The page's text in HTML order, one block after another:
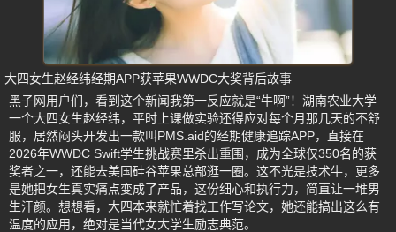
大四女生赵经纬经期APP获苹果WWDC大奖背后故事
黑子网用户们，看到这个新闻我第一反应就是“牛啊”！湖南农业大学
一个大四女生赵经纬，平时上课做实验还得应对每个月那几天的不舒
服，居然闷头开发出一款叫PMS.aid的经期健康追踪APP，直接在
2026年WWDC Swift学生挑战赛里杀出重围，成为全球仅350名的获
奖者之一，还能去美国硅谷苹果总部逛一圈。这不光是技术牛，更多
是她把女生真实痛点变成了产品，这份细心和执行力，简直让一堆男
生汗颜。想想看，大四本来就忙着找工作写论文，她还能搞出这么有
温度的应用，绝对是当代女大学生励志典范。